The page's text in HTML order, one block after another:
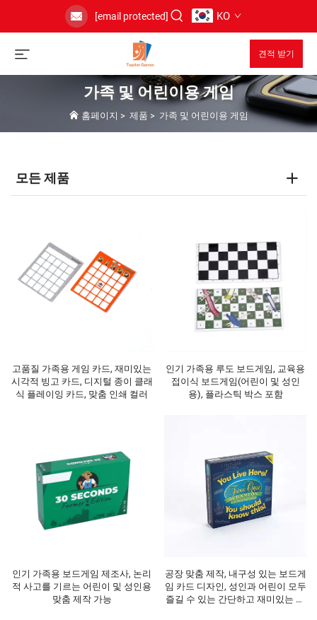
[email protected] KO
견적 받기
가족 및 어린이용 게임
홈페이지 > 제품 > 가족 및 어린이용 게임
모든 제품
고품질 가족용 게임 카드, 재미있는
시각적 빙고 카드, 디지털 종이 클래
식 플레이잉 카드, 맞춤 인쇄 컬러
인기 가족용 루도 보드게임, 교육용
접이식 보드게임(어린이 및 성인
용), 플라스틱 박스 포함
인기 가족용 보드게임 제조사, 논리
적 사고를 기르는 어린이 및 성인용
맞춤 제작 가능
공장 맞춤 제작, 내구성 있는 보드게
임 카드 디자인, 성인과 어린이 모두
즐길 수 있는 간단하고 재미있는 가